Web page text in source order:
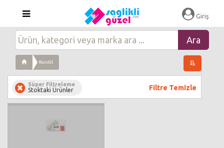
Giriş
Kontil
Süper Filtreleme
Stoktaki Ürünler Filtre Temizle